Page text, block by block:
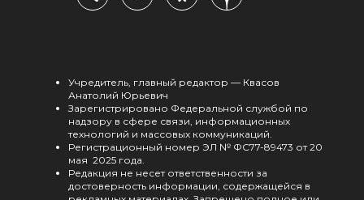
Учредитель, главный редактор — Квасов
Анатолий Юрьевич
Зарегистрировано Федеральной службой по
надзору в сфере связи, информационных
технологий и массовых коммуникаций.
Регистрационный номер ЭЛ № ФС77-89473 от 20
мая 2025 года.
Редакция не несет ответственности за
достоверность информации, содержащейся в